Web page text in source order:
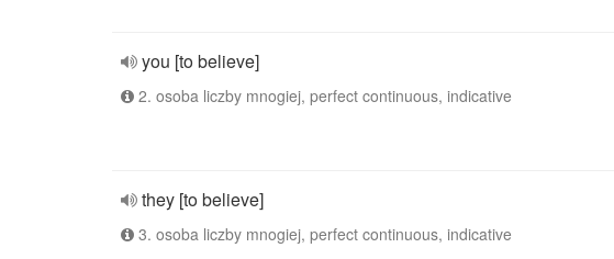
you [to believe]
2. osoba liczby mnogiej, perfect continuous, indicative
they [to believe]
3. osoba liczby mnogiej, perfect continuous, indicative